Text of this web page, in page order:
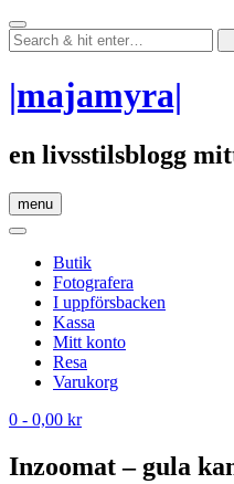
Skip
to
content
|majamyra|
en livsstilsblogg
menu
Butik
Fotografera
I uppförsbacken
Kassa
Mitt konto
Resa
Varukorg
0 - 0,00 kr
Inzoomat – gula